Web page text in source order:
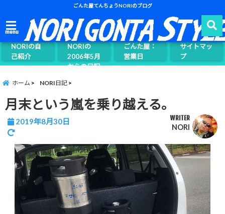
ごんた屋てんちょうNORIのブログ
menu
NORIの自
己紹介
ごんた屋て
んちょう
NORIの
2006年5月
からの日記
ごんた屋：
営業日
サイトマッ
プ
ホーム NORI日記
月末という嵐を乗り越える。
2019年8月30日 WRITER
NORI